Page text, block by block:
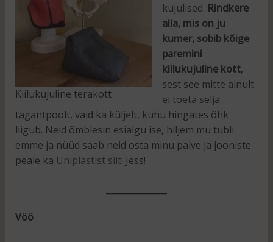
Kiilukujuline terakott
kujulised. Rindkere
alla, mis on ju
kumer, sobib kõige
paremini
kiilukujuline kott,
sest see mitte ainult
ei toeta selja
tagantpoolt, vaid ka küljelt, kuhu hingates õhk
liigub. Neid õmblesin esialgu ise, hiljem mu tubli
emme ja nüüd saab neid osta minu palve ja jooniste
peale ka Uniplastist siit! Jess!
Vöö